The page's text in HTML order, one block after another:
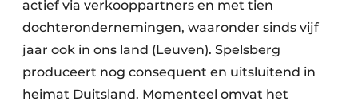
actief via verkooppartners en met tien
dochterondernemingen, waaronder sinds vijf
jaar ook in ons land (Leuven). Spelsberg
produceert nog consequent en uitsluitend in
heimat Duitsland. Momenteel omvat het